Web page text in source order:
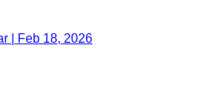
| Feb 18, 2026